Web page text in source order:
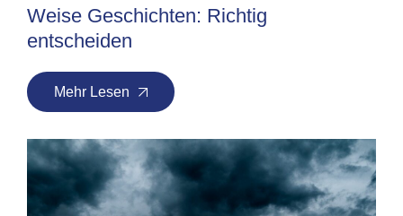
Weise Geschichten: Richtig
entscheiden
Mehr Lesen